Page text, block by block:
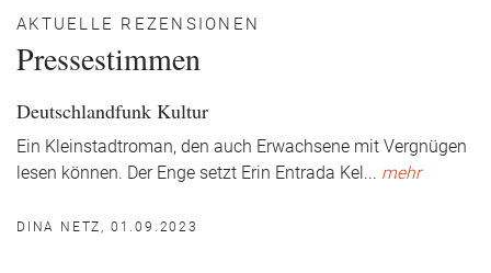
AKTUELLE REZENSIONEN
Pressestimmen
Deutschlandfunk Kultur
Ein Kleinstadtroman, den auch Erwachsene mit Vergnügen
lesen können. Der Enge setzt Erin Entrada Kel ... mehr
DINA NETZ, 01.09.2023